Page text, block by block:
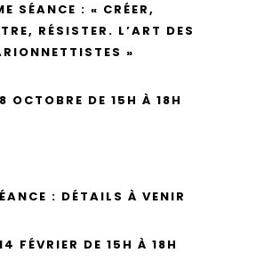
SÉANCE : « CRÉER,
RÉSISTER. L’ART DES
»
OCTOBRE DE 15H À 18H
: DÉTAILS À VENIR
FÉVRIER DE 15H À 18H